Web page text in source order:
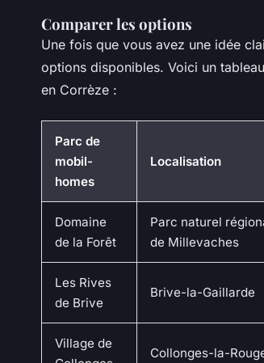
Comparer les options
Une fois que vous avez une idée
options disponibles. Voici un
en Corrèze :
Parc de
mobil-
homes
Localisation
Domaine
de la Forêt
Parc naturel
de Millevaches
Les Rives
de Brive
Brive-la-Gaillarde
Village de
Collonges-la-